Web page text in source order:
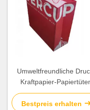
Umweltfreundliche
Kraftpapier-
glatt/
Bestpreis erhalten